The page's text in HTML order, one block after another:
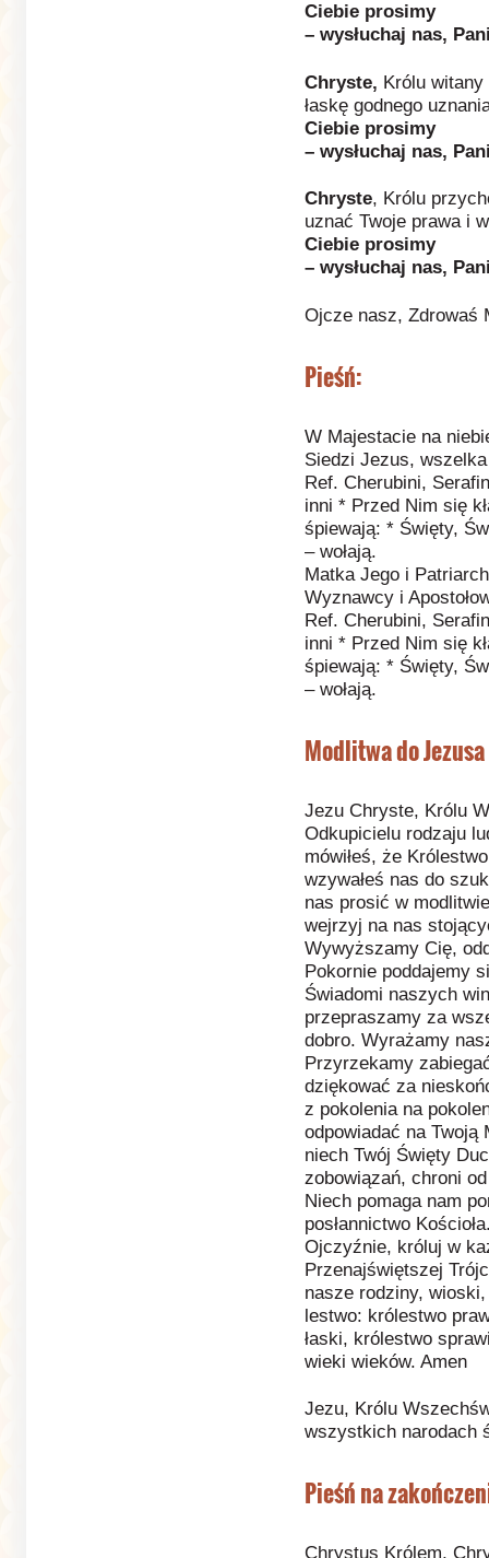
Ciebie prosimy
– wysłuchaj nas,
Chryste, Królu witany
łaskę godnego
Ciebie prosimy
– wysłuchaj nas,
Chryste, Królu
uznać Twoje prawa i
Ciebie prosimy
– wysłuchaj nas,
Ojcze nasz, Zdrowaś
Pieśń:
W Majestacie na
Siedzi Jezus,
Ref. Cherubini,
inni * Przed Nim się
śpiewają: * Święty,
– wołają.
Matka Jego i
Wyznawcy i
Ref. Cherubini,
inni * Przed Nim się
śpiewają: * Święty,
– wołają.
Modlitwa do
Jezu Chryste, Królu
Odkupicielu rodzaju
mówiłeś, że
wzywałeś nas do
nas prosić w
wejrzyj na nas
Wywyższamy Cię,
Pokornie poddajemy
Świadomi naszych
przepraszamy za
dobro. Wyrażamy
Przyrzekamy
dziękować za
z pokolenia na
odpowiadać na Twoją
niech Twój Święty
zobowiązań, chroni
Niech pomaga nam
posłannictwo
Ojczyźnie, króluj w
Przenajświętszej
nasze rodziny, wioski,
lestwo: królestwo
łaski, królestwo
wieki wieków. Amen
Jezu, Królu
wszystkich narodach
Pieśń na
Chrystus Królem,